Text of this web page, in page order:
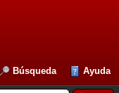
Búsqueda Ayuda